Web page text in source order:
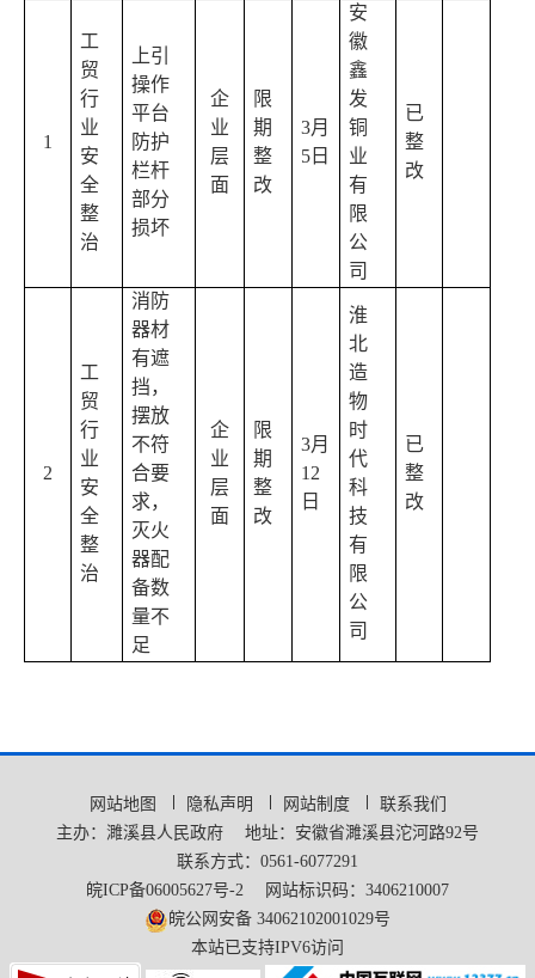
1
工
贸
行
业
安
全
整
治
上引
操作
平台
防护
栏杆
部分
损坏
企
业
层
面
限
期
整
改
3月
5 日
安
徽
鑫
发
铜
业
有
限
公
司
已
整
改
2
工
贸
行
业
安
全
整
治
消防
器材
有遮
挡，
摆放
不符
合要
求，
灭火
器配
备数
量不
足
企
业
层
面
限
期
整
改
3月
12
日
淮
北
造
物
时
代
科
技
有
限
公
司
已
整
改
网站地图 隐私声明 网站制度
联系我们
主办：濉溪县人民政府
地址：安徽省濉溪县沱河路92号
联系方式：0561-6077291
皖ICP备06005627号-2
网站标识码：3406210007
皖公网安备 34062102001029号
本站已支持IPV6访问